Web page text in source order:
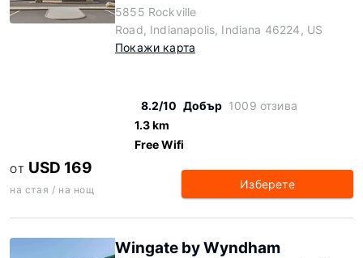
5855 Rockville
Road, Indianapolis, Indiana 46224, US
Покажи карта
8.2/10 Добър 1009 отзива
1.3 km
Free Wifi
ОТ USD 169
на стая / на нощ Изберете
Wingate by Wyndham